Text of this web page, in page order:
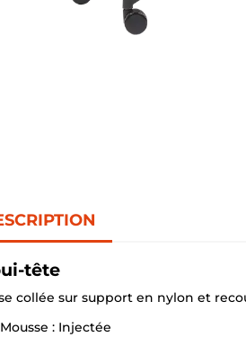
tête
collée sur support en nylon et
Mousse : Injectée